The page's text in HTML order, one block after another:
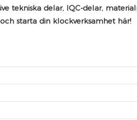
tekniska delar, IQC-delar,
starta din klockverksamhet här!